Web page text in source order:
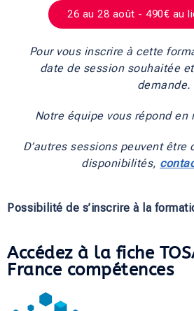
26 au 28 août - 490€ au
Pour vous inscrire à cette
date de session souhaitée
demande.
Notre équipe vous répond en
D’autres sessions peuvent être
disponibilités,
Possibilité de s’inscrire à la
Accédez à la fiche
France compétences